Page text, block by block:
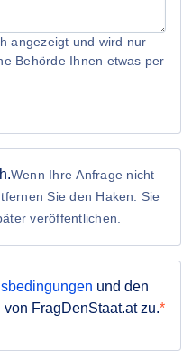
angezeigt und wird nur
Behörde Ihnen etwas per
Wenn Ihre Anfrage nicht
Sie den Haken. Sie
veröffentlichen.
und den
von FragDenStaat.at zu.